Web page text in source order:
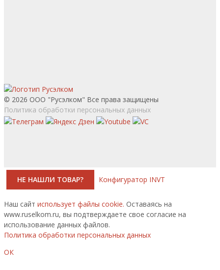
© 2026 ООО "Русэлком" Все права защищены
Политика обработки персональных данных
НЕ НАШЛИ ТОВАР? Конфигуратор INVT
Наш сайт использует файлы cookie. Оставаясь на
www.ruselkom.ru, вы подтверждаете свое согласие на
использование данных файлов.
Политика обработки персональных данных
ОК